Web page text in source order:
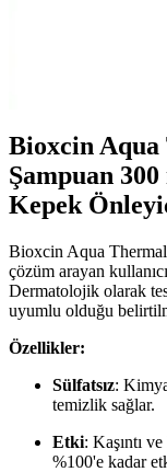
Bioxcin Aqua
Şampuan
Kepek
Bioxcin Aqua Thermal
çözüm arayan
Dermatolojik olarak
uyumlu olduğu
Özellikler:
Sülfatsız:
temizlik sağlar.
Etki: Kaşıntı
%100'e kadar